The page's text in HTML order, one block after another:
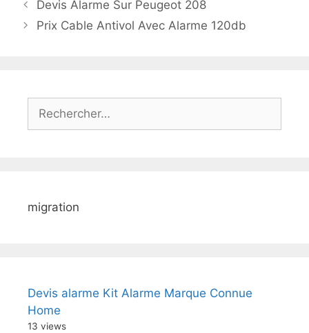
Devis Alarme Sur Peugeot 208
Prix Cable Antivol Avec Alarme 120db
Rechercher :
migration
Devis alarme Kit Alarme Marque Connue
Home
13 views